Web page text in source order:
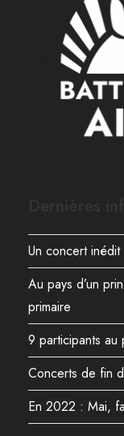
Un concert
Au pays d’un
primaire
9 participants au
Concerts de fin
En 2022 : Mai,